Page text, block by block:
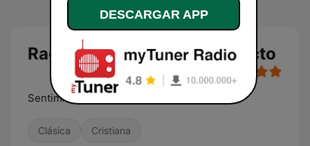
Radio Las Cofradías en directo
Sentimiento Cofrade
Clásica Cristiana
DESCARGAR APP